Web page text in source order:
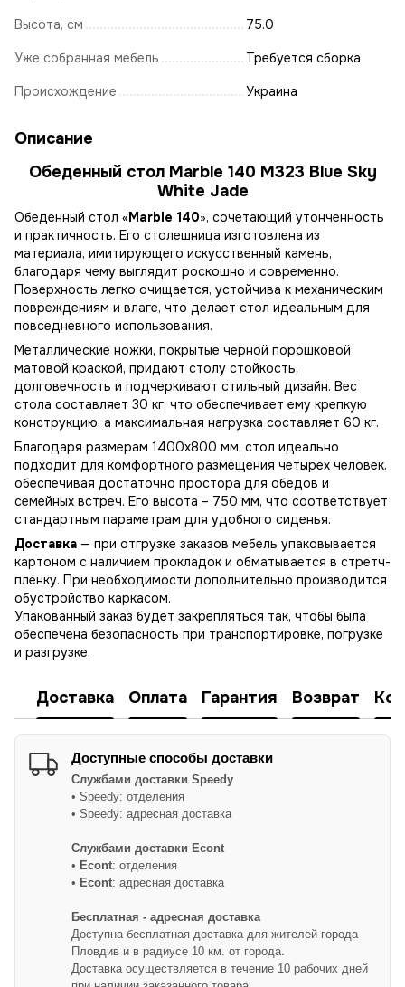
Высота, см 75.0
Уже собранная мебель Требуется сборка
Происхождение Украина
Описание
Обеденный стол Marble 140 M323 Blue Sky
White Jade
Обеденный стол « Marble 140», сочетающий утонченность
и практичность. Его столешница изготовлена ​​из
материала, имитирующего искусственный камень,
благодаря чему выглядит роскошно и современно.
Поверхность легко очищается, устойчива к механическим
повреждениям и влаге, что делает стол идеальным для
повседневного использования.
Металлические ножки, покрытые черной порошковой
матовой краской, придают столу стойкость,
долговечность и подчеркивают стильный дизайн. Вес
стола составляет 30 кг, что обеспечивает ему крепкую
конструкцию, а максимальная нагрузка составляет 60 кг.
Благодаря размерам 1400x800 мм, стол идеально
подходит для комфортного размещения четырех человек,
обеспечивая достаточно простора для обедов и
семейных встреч. Его высота – 750 мм, что соответствует
стандартным параметрам для удобного сиденья.
Доставка — при отгрузке заказов мебель упаковывается
картоном с наличием прокладок и обматывается в стретч-
пленку. При необходимости дополнительно производится
обустройство каркасом.
Упакованный заказ будет закрепляться так, чтобы была
обеспечена безопасность при транспортировке, погрузке
и разгрузке.
Доставка Оплата Гарантия Возврат
Доступные способы доставки
Службами доставки Speedy
• Speedy: отделения
• Speedy: адресная доставка
Службами доставки Econt
• Econt: отделения
• Econt: адресная доставка
Бесплатная - адресная доставка
Доступна бесплатная доставка для жителей города
Пловдив и в радиусе 10 км. от города.
Доставка осуществляется в течение 10 рабочих дней